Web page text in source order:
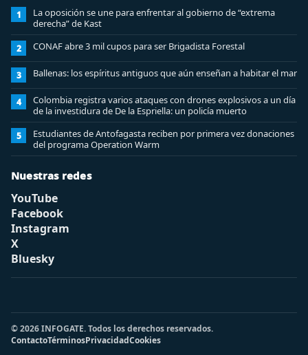
1
La oposición se une para enfrentar al gobierno de “extrema
derecha” de Kast
2 CONAF abre 3 mil cupos para ser Brigadista Forestal
3 Ballenas: los espíritus antiguos que aún enseñan a habitar el mar
4
Colombia registra varios ataques con drones explosivos a un día
de la investidura de De la Espriella: un policía muerto
5
Estudiantes de Antofagasta reciben por primera vez donaciones
del programa Operation Warm
Nuestras redes
YouTube
Facebook
Instagram
X
Bluesky
© 2026 INFOGATE. Todos los derechos reservados.
ContactoTérminosPrivacidadCookies